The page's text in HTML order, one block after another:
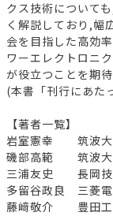
クス技術について
く解説しており,幅
会を目指した高効
ワーエレクトロニ
が役立つことを期待
(本書「刊行にあた
【著者一覧】
岩室憲幸 筑波大
磯部高範 筑波大
三浦友史 長岡技
多留谷政良 三菱
藤﨑敬介 豊田工